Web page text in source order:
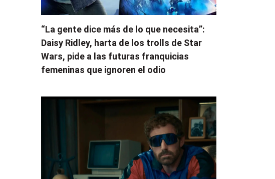
“La gente dice más de lo que necesita”:
Daisy Ridley, harta de los trolls de Star
Wars, pide a las futuras franquicias
femeninas que ignoren el odio